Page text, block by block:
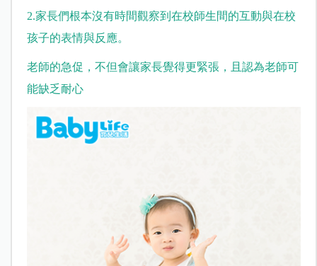
2.家長們根本沒有時間觀察到在校師生間的互動與在校
孩子的表情與反應。
老師的急促，不但會讓家長覺得更緊張，且認為老師可
能缺乏耐心